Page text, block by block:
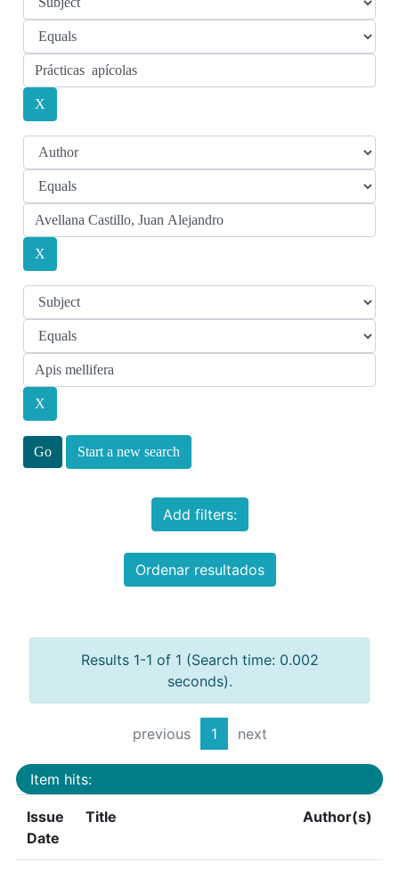
Start a new search
Add filters:
Ordenar resultados
Results 1-1 of 1 (Search time: 0.002
seconds).
previous 1 next
Item hits:
Issue
Date
Title Author(s)